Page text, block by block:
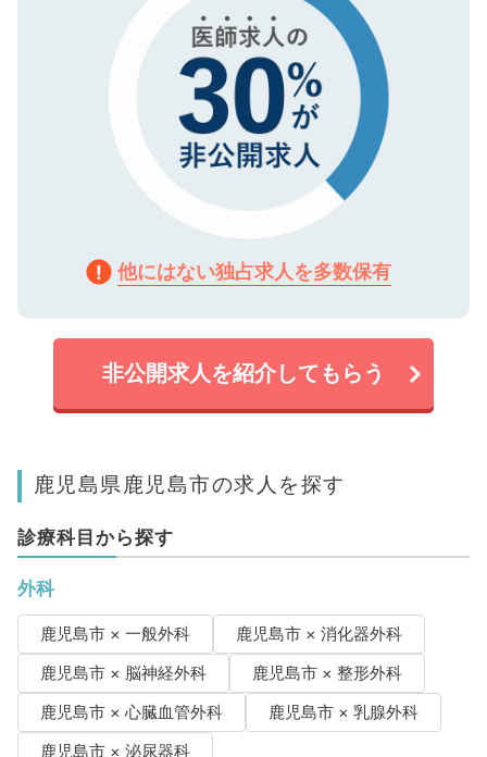
他にはない独占求人を多数保有
非公開求人を紹介してもらう
鹿児島県鹿児島市の求人を探す
診療科目から探す
外科
鹿児島市 × 一般外科
鹿児島市 × 消化器外科
鹿児島市 × 脳神経外科
鹿児島市 × 整形外科
鹿児島市 × 心臓血管外科
鹿児島市 × 乳腺外科
鹿児島市 × 泌尿器科